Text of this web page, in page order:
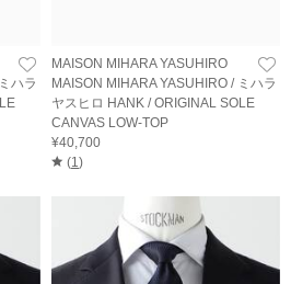
ハラ
MAISON MIHARA YASUHIRO
MAISON MIHARA YASUHIRO / ミハラ
ヤスヒロ HANK / ORIGINAL SOLE
CANVAS LOW-TOP
¥40,700
(1)